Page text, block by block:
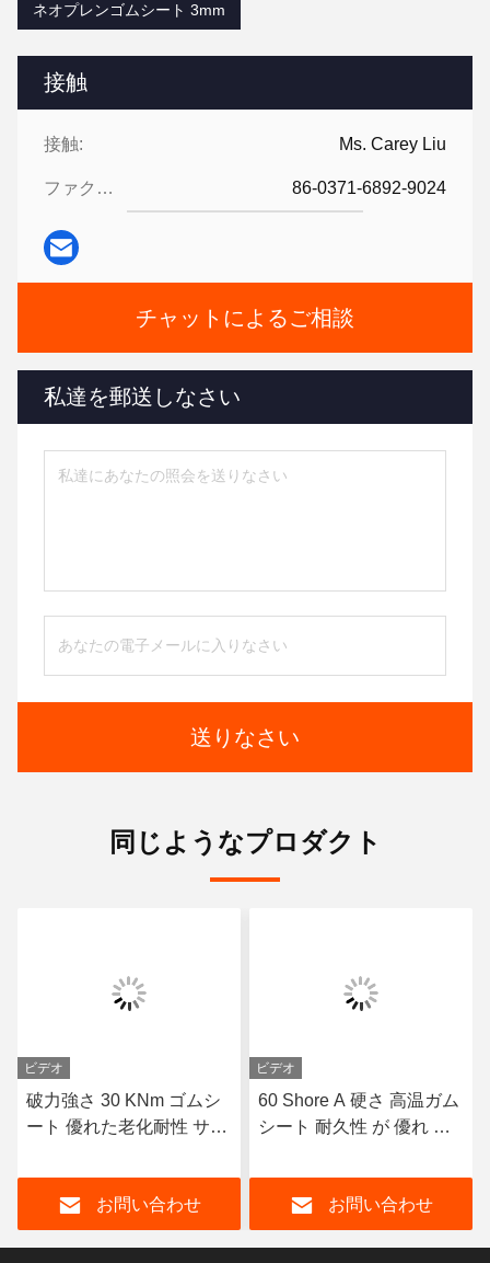
接触
接触: Ms. Carey Liu
ファクシミリ: 86-0371-6892-9024
チャットによるご相談
私達を郵送しなさい
送りなさい
ネオプレンゴムシート 3mm
同じようなプロダクト
ビデオ
破力強さ 30 KNm ゴムシ
ート 優れた老化耐性 サイ
20m 重量産業用用途に最
お問い合わせ
ビデオ
60 Shore A 硬さ 高温ガム
シート 耐久性 が 優れ 熱
材料 に 適し
お問い合わせ